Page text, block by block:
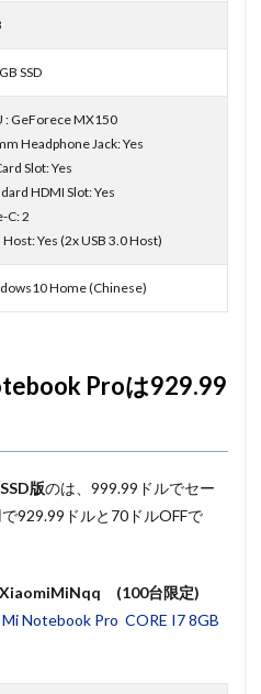
SSD
: GeForece MX150
Headphone Jack: Yes
Slot: Yes
HDMI Slot: Yes
C: 2
Host: Yes (2x USB 3.0 Host)
Home (Chinese)
Proは929.99
版のは、999.99ドルでセー
929.99ドルと70ドルOFFで
XiaomiMiNqq (100台限定)
Mi Notebook Pro CORE I7 8GB